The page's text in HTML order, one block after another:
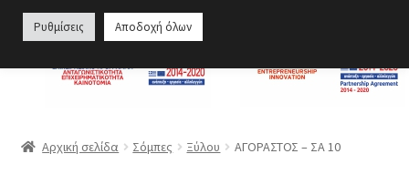
υπό-
μενού
Ανεμιστήρες
Αρχική σελίδα Σόμπες Ξύλου ΑΓΟΡΑΣΤΟΣ – ΣΑ 10
Ρυθμίσεις Αποδοχή όλων